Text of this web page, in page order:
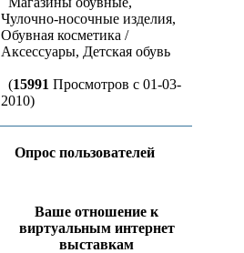
Чулочно-носочные изделия,
Обувная косметика /
Аксессуары, Детская обувь
(15991 Просмотров с 01-03-
2010)
Опрос пользователей
Ваше отношение к
виртуальным интернет
выставкам